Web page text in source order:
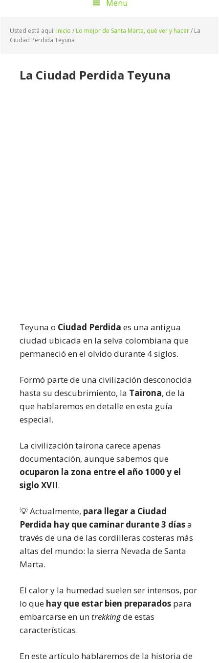
Menu
Usted está aquí: Inicio / Lo mejor de Santa Marta, qué ver y hacer/ La
Ciudad Perdida Teyuna
La Ciudad Perdida Teyuna
Teyuna o Ciudad Perdida es una antigua
ciudad ubicada en la selva colombiana que
permaneció en el olvido durante 4 siglos.
Formó parte de una civilización desconocida
hasta su descubrimiento, la Tairona, de la
que hablaremos en detalle en esta guía
especial.
La civilización tairona carece apenas
documentación, aunque sabemos que
ocuparon la zona entre el año 1000 y el
siglo XVII.
💡 Actualmente, para llegar a Ciudad
Perdida hay que caminar durante 3 díasa
través de una de las cordilleras costeras más
altas del mundo: la sierra Nevada de Santa
Marta.
El calor y la humedad suelen ser intensos, por
lo que hay que estar bien preparados para
embarcarse en un trekkingde estas
características.
En este artículo hablaremos de la historia de